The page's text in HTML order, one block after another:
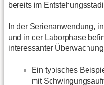
bereits im
In der Serienanwendung,
und in der Laborphase
interessanter
Ein typisches
mit